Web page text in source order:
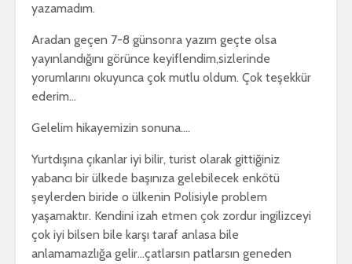
yazamadım.
Aradan geçen 7-8 günsonra yazım geçte olsa
yayınlandığını görünce keyiflendim,sizlerinde
yorumlarını okuyunca çok mutlu oldum. Çok teşekkür
ederim…
Gelelim hikayemizin sonuna….
Yurtdışına çıkanlar iyi bilir, turist olarak gittiğiniz
yabancı bir ülkede başınıza gelebilecek enkötü
şeylerden biride o ülkenin Polisiyle problem
yaşamaktır. Kendini izah etmen çok zordur ingilizceyi
çok iyi bilsen bile karşı taraf anlasa bile
anlamamazlığa gelir…çatlarsın patlarsın geneden